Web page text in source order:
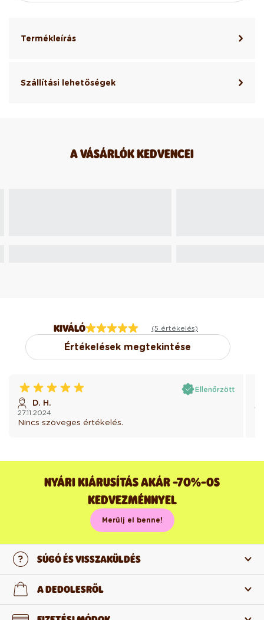
Termékleírás
Szállítási lehetőségek
A VÁSÁRLÓK KEDVENCEI
KIVÁLÓ (5 értékelés)
Értékelések megtekintése
Ellenőrzött
D. H.
27.11.2024
Nincs szöveges értékelés.
NYÁRI KIÁRUSÍTÁS AKÁR -70%-OS
KEDVEZMÉNNYEL
Merülj el benne!
SÚGÓ ÉS VISSZAKÜLDÉS
Lépj velünk kapcsolatba
A DEDOLESRŐL
Rólunk